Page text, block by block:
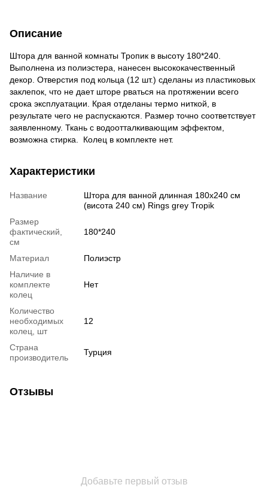
Описание
Штора для ванной комнаты Тропик в высоту 180*240.
Выполнена из полиэстера, нанесен высококачественный
декор. Отверстия под кольца (12 шт.) сделаны из пластиковых
заклепок, что не дает шторе рваться на протяжении всего
срока эксплуатации. Края отделаны термо ниткой, в
результате чего не распускаются. Размер точно соответствует
заявленному. Ткань с водоотталкивающим эффектом,
возможна стирка. Колец в комплекте нет.
Характеристики
Название
Штора для ванной длинная 180x240 см
(висота 240 см) Rings grey Tropik
Размер
фактический,
см
180*240
Материал
Полиэстр
Наличие в
комплекте
колец
Нет
Количество
необходимых
колец, шт
12
Страна
производитель
Турция
Отзывы
Добавьте первый отзыв